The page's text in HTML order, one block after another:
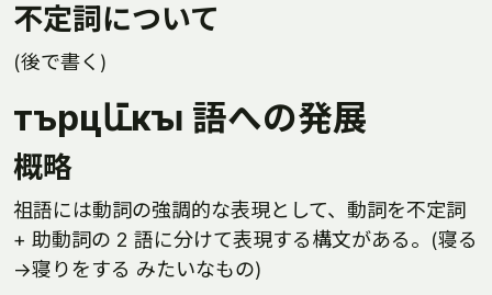
不定詞について
(後で書く)
търцև̄кꙑ 語への発展
概略
祖語には動詞の強調的な表現として、動詞を不定詞
+ 助動詞の 2 語に分けて表現する構文がある。(寝る
→寝りをする みたいなもの)